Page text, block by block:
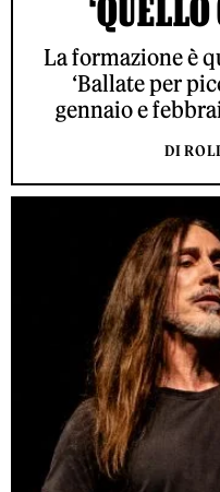
‘QUELLO
La formazione è
‘Ballate per
gennaio e
DI